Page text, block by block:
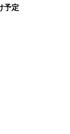
予定